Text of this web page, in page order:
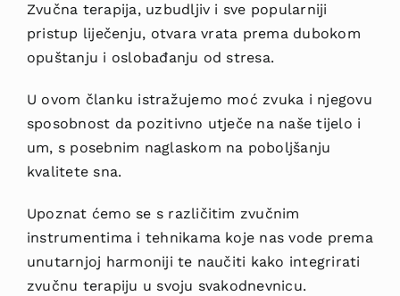
Zvučna terapija, uzbudljiv i sve popularniji
pristup liječenju, otvara vrata prema dubokom
opuštanju i oslobađanju od stresa.
U ovom članku istražujemo moć zvuka i njegovu
sposobnost da pozitivno utječe na naše tijelo i
um, s posebnim naglaskom na poboljšanju
kvalitete sna.
Upoznat ćemo se s različitim zvučnim
instrumentima i tehnikama koje nas vode prema
unutarnjoj harmoniji te naučiti kako integrirati
zvučnu terapiju u svoju svakodnevnicu.